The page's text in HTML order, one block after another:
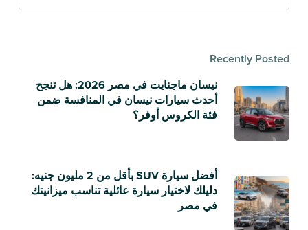
Recently Posted
نيسان ماجنايت في مصر 2026: هل تنجح
أحدث سيارات نيسان في المنافسة ضمن
فئة الكروس أوفر؟
أفضل سيارة SUV بأقل من 2 مليون جنيه:
دليلك لاختيار سيارة عائلية تناسب ميزانيتك
في مصر